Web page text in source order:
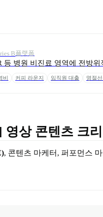
B플랫폼
병원 비진료 영역에 전방
비 커피 라운지 임직원 대출 명절
상 콘텐츠 크
, 콘텐츠 마케터 , 퍼포먼스